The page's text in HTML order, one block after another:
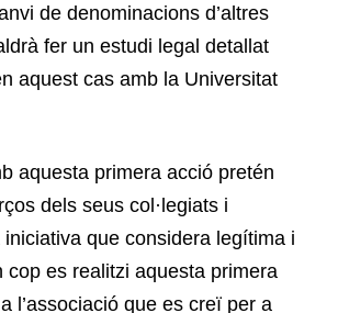
de denominacions d’altres
fer un estudi legal detallat
aquest cas amb la Universitat
aquesta primera acció pretén
dels seus col·legiats i
que considera legítima i
cop es realitzi aquesta primera
l’associació que es creï per a